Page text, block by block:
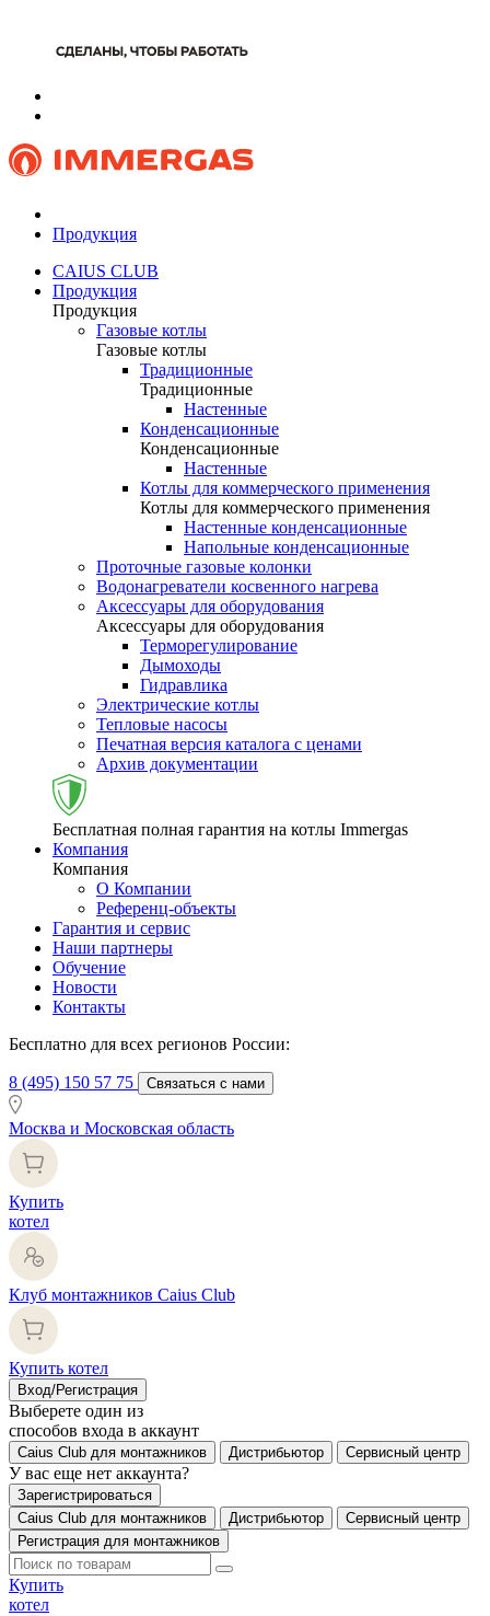
Продукция
CAIUS CLUB
Продукция
Продукция
Газовые котлы
Газовые котлы
Традиционные
Традиционные
Настенные
Конденсационные
Конденсационные
Настенные
Котлы для коммерческого применения
Котлы для коммерческого применения
Настенные конденсационные
Напольные конденсационные
Проточные газовые колонки
Водонагреватели косвенного нагрева
Аксессуары для оборудования
Аксессуары для оборудования
Терморегулирование
Дымоходы
Гидравлика
Электрические котлы
Тепловые насосы
Печатная версия каталога с ценами
Архив документации
Бесплатная полная гарантия на котлы Immergas
Компания
Компания
О Компании
Референц-объекты
Гарантия и сервис
Наши партнеры
Обучение
Новости
Контакты
Бесплатно для всех регионов России:
8 (495) 150 57 75 Связаться с нами
Москва и Московская область
Купить
котел
Клуб монтажников Caius Club
Купить котел
Вход/Регистрация
Выберете один из
способов входа в аккаунт
Caius Club для монтажников Дистрибьютор Сервисный центр
У вас еще нет аккаунта?
Зарегистрироваться
Caius Club для монтажников
Дистрибьютор
Сервисный центр
Регистрация для монтажников
Купить
котел